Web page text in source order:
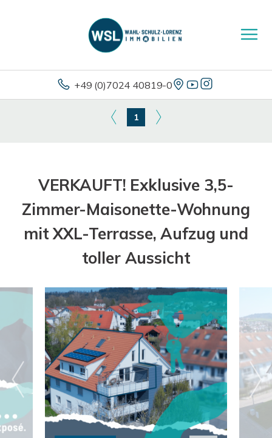
+49 (0)7024 40819-0
1
VERKAUFT! Exklusive 3,5-
Zimmer-Maisonette-Wohnung
mit XXL-Terrasse, Aufzug und
toller Aussicht